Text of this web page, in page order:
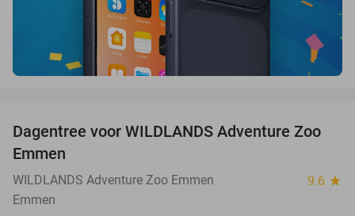
24%
Dagentree voor WILDLANDS Adventure Zoo
Emmen
WILDLANDS Adventure Zoo Emmen 9.6 star
Emmen